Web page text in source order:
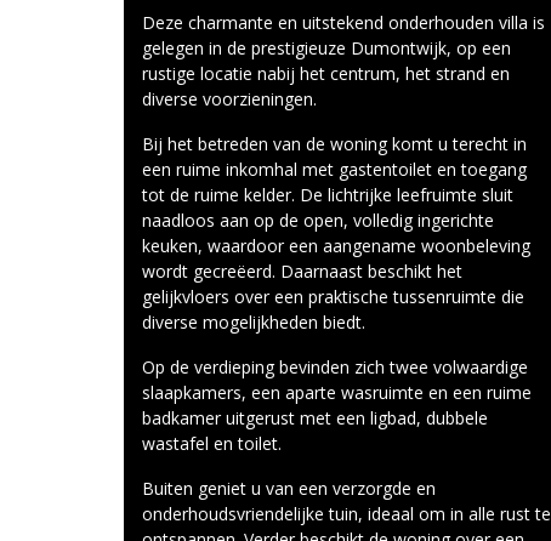
ons
Deze charmante en uitstekend onderhouden villa is
gelegen in de prestigieuze Dumontwijk, op een
rustige locatie nabij het centrum, het strand en
diverse voorzieningen.
Bij het betreden van de woning komt u terecht in
een ruime inkomhal met gastentoilet en toegang
tot de ruime kelder. De lichtrijke leefruimte sluit
naadloos aan op de open, volledig ingerichte
keuken, waardoor een aangename woonbeleving
wordt gecreëerd. Daarnaast beschikt het
gelijkvloers over een praktische tussenruimte die
diverse mogelijkheden biedt.
Op de verdieping bevinden zich twee volwaardige
slaapkamers, een aparte wasruimte en een ruime
badkamer uitgerust met een ligbad, dubbele
wastafel en toilet.
Buiten geniet u van een verzorgde en
onderhoudsvriendelijke tuin, ideaal om in alle rust te